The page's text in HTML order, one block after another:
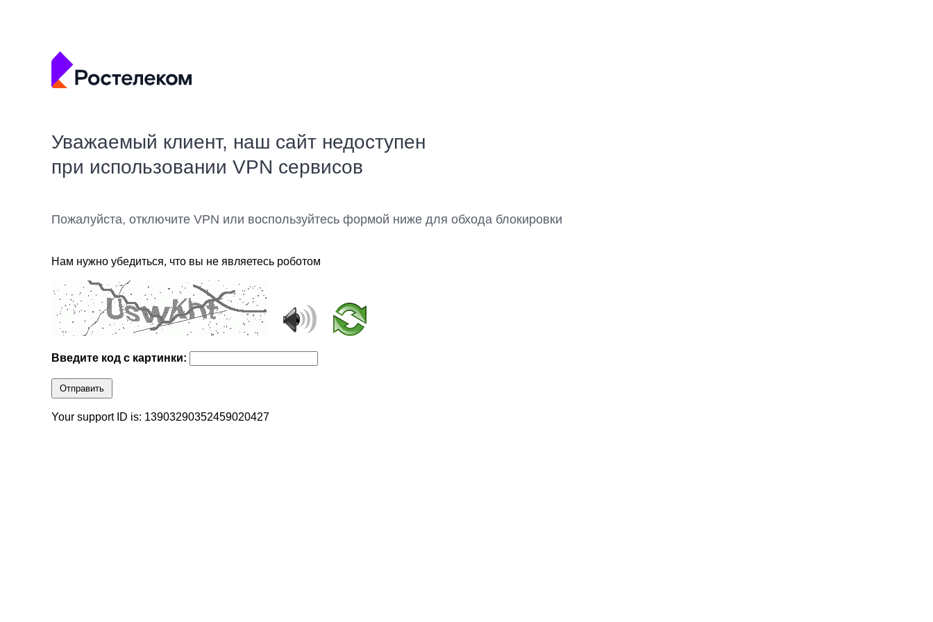
Уважаемый клиент, наш сайт недоступен
при использовании VPN сервисов
Пожалуйста, отключите VPN или воспользуйтесь формой ниже для обхода блокировки
Нам нужно убедиться, что вы не являетесь роботом
Введите код с картинки:
Отправить
Your support ID is: 13903290352459020427